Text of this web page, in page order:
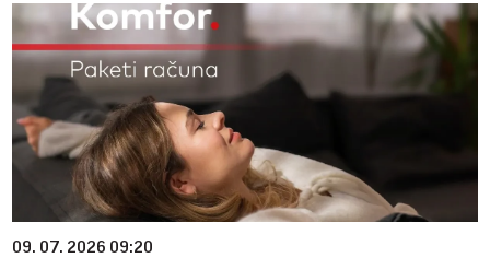
09. 07. 2026 09:20